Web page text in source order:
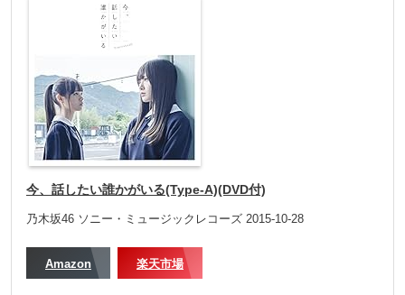
今、話したい誰かがいる(Type-A)(DVD付)
乃木坂46 ソニー・ミュージックレコーズ 2015-10-28
Amazon 楽天市場